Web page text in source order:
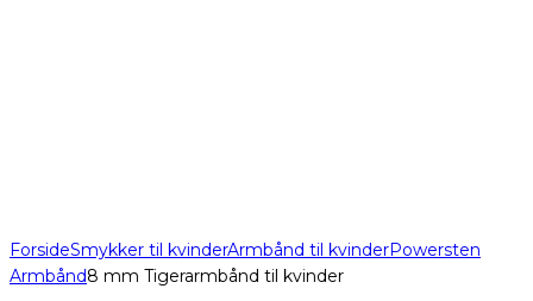
ForsideSmykker til kvinderArmbånd til kvinderPowersten
Armbånd8 mm Tigerarmbånd til kvinder